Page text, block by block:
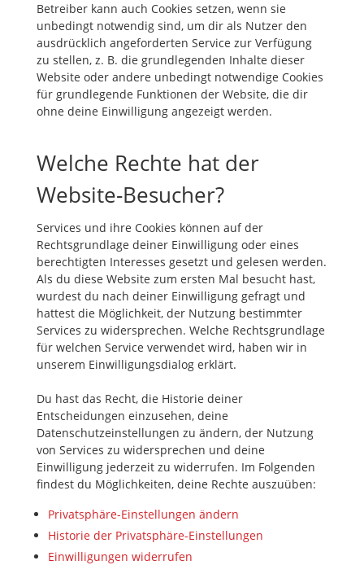
Betreiber kann auch Cookies setzen, wenn sie
unbedingt notwendig sind, um dir als Nutzer den
ausdrücklich angeforderten Service zur Verfügung
zu stellen, z. B. die grundlegenden Inhalte dieser
Website oder andere unbedingt notwendige Cookies
für grundlegende Funktionen der Website, die dir
ohne deine Einwilligung angezeigt werden.
Welche Rechte hat der
Website-Besucher?
Services und ihre Cookies können auf der
Rechtsgrundlage deiner Einwilligung oder eines
berechtigten Interesses gesetzt und gelesen werden.
Als du diese Website zum ersten Mal besucht hast,
wurdest du nach deiner Einwilligung gefragt und
hattest die Möglichkeit, der Nutzung bestimmter
Services zu widersprechen. Welche Rechtsgrundlage
für welchen Service verwendet wird, haben wir in
unserem Einwilligungsdialog erklärt.
Du hast das Recht, die Historie deiner
Entscheidungen einzusehen, deine
Datenschutzeinstellungen zu ändern, der Nutzung
von Services zu widersprechen und deine
Einwilligung jederzeit zu widerrufen. Im Folgenden
findest du Möglichkeiten, deine Rechte auszuüben:
Privatsphäre-Einstellungen ändern
Historie der Privatsphäre-Einstellungen
Einwilligungen widerrufen